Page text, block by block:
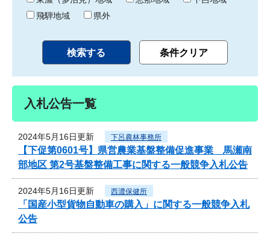
飛騨地域
県外
入札公告一覧
2024年5月16日更新 下呂農林事務所
【下促第0601号】県営農業基盤整備促進事業 馬瀬南
部地区 第2号基盤整備工事に関する一般競争入札公告
2024年5月16日更新 西濃保健所
「国産小型貨物自動車の購入」に関する一般競争入札
公告